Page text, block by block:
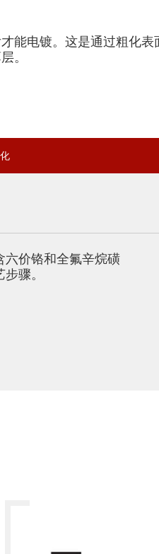
能电镀。这是通过粗化
。
六价铬和全氟辛烷磺
骤。